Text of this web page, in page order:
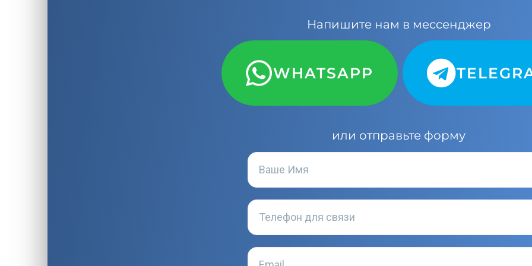
Напишите нам в мессенджер
WHATSAPP
или отправьте форму